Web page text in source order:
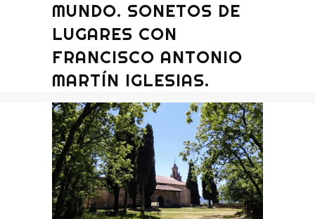
MUNDO. SONETOS DE
LUGARES CON
FRANCISCO ANTONIO
MARTÍN IGLESIAS.